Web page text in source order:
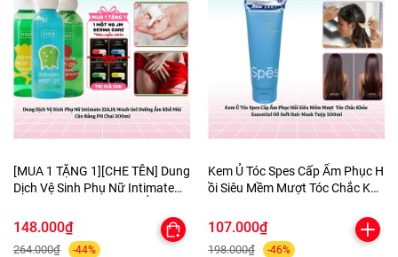
[MUA 1 TẶNG 1][CHE TÊN] Dung
Dịch Vệ Sinh Phụ Nữ Intimate
KhửMùi CânBằng PH Chai
200ml-TẶNG 1MASK
148.000₫
264.000₫ -44%
Kem Ủ Tóc Spes Cấp Ẩm Phục H
ồi Siêu Mềm Mượt Tóc Chắc Khỏ
ýp 200ml
107.000₫
198.000₫ -46%